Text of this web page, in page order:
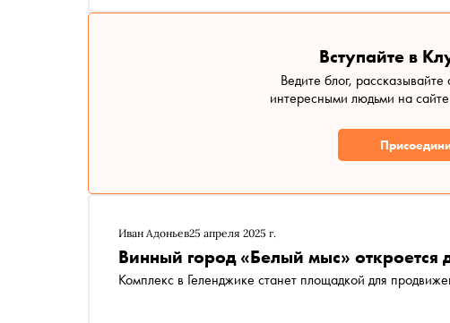
Вступайте в
Ведите блог,
интересными людьми на
Иван Адоньев25 апреля 2025 г.
Винный город «Белый мыс» откроется
Комплекс в Геленджике станет площадкой для